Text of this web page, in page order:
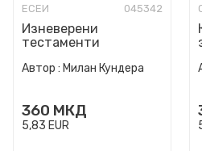
ЕСЕИ 045342
Изневерени
тестаменти
Автор : Милан Кундера
360 МКД
5,83 EUR